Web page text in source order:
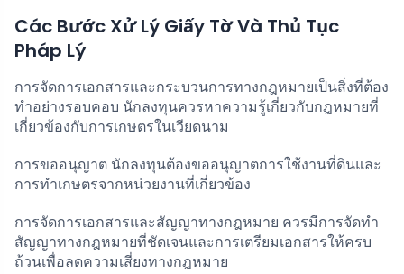
Các Bước Xử Lý Giấy Tờ Và Thủ Tục
Pháp Lý
การจัดการเอกสารและกระบวนการทางกฎหมายเป็นสิ่งที่ต้อง
ทำอย่างรอบคอบ นักลงทุนควรหาความรู้เกี่ยวกับกฎหมายที่
เกี่ยวข้องกับการเกษตรในเวียดนาม
การขออนุญาต นักลงทุนต้องขออนุญาตการใช้งานที่ดินและ
การทำเกษตรจากหน่วยงานที่เกี่ยวข้อง
การจัดการเอกสารและสัญญาทางกฎหมาย ควรมีการจัดทำ
สัญญาทางกฎหมายที่ชัดเจนและการเตรียมเอกสารให้ครบ
ถ้วนเพื่อลดความเสี่ยงทางกฎหมาย